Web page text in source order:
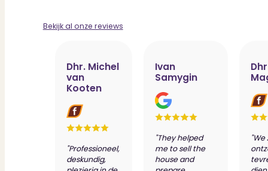
Bekijk al onze reviews
Dhr. Michel
van
Kooten
"Professioneel,
deskundig,
Ivan
Samygin
"They helped
me to sell the
house and
"We